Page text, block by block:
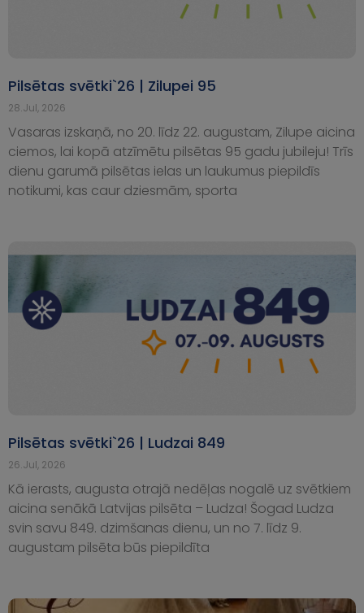
Pilsētas svētki`26 | Zilupei 95
28.Jul, 2026
Vasaras izskaņā, no 20. līdz 22. augustam, Zilupe aicina
ciemos, lai kopā atzīmētu pilsētas 95 gadu jubileju! Trīs
dienu garumā pilsētas ielas un laukumus piepildīs
notikumi, kas caur dziesmām, sporta
Pilsētas svētki`26 | Ludzai 849
26.Jul, 2026
Kā ierasts, augusta otrajā nedēļas nogalē uz svētkiem
aicina senākā Latvijas pilsēta – Ludza! Šogad Ludza
svin savu 849. dzimšanas dienu, un no 7. līdz 9.
augustam pilsēta būs piepildīta